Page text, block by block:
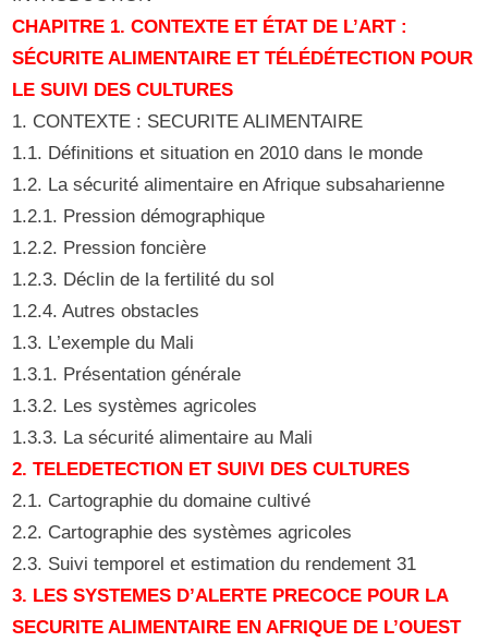
CHAPITRE 1. CONTEXTE ET ÉTAT DE L’ART :
SÉCURITE ALIMENTAIRE ET TÉLÉDÉTECTION POUR
LE SUIVI DES CULTURES
1. CONTEXTE : SECURITE ALIMENTAIRE
1.1. Définitions et situation en 2010 dans le monde
1.2. La sécurité alimentaire en Afrique subsaharienne
1.2.1. Pression démographique
1.2.2. Pression foncière
1.2.3. Déclin de la fertilité du sol
1.2.4. Autres obstacles
1.3. L’exemple du Mali
1.3.1. Présentation générale
1.3.2. Les systèmes agricoles
1.3.3. La sécurité alimentaire au Mali
2. TELEDETECTION ET SUIVI DES CULTURES
2.1. Cartographie du domaine cultivé
2.2. Cartographie des systèmes agricoles
2.3. Suivi temporel et estimation du rendement 31
3. LES SYSTEMES D’ALERTE PRECOCE POUR LA
SECURITE ALIMENTAIRE EN AFRIQUE DE L’OUEST